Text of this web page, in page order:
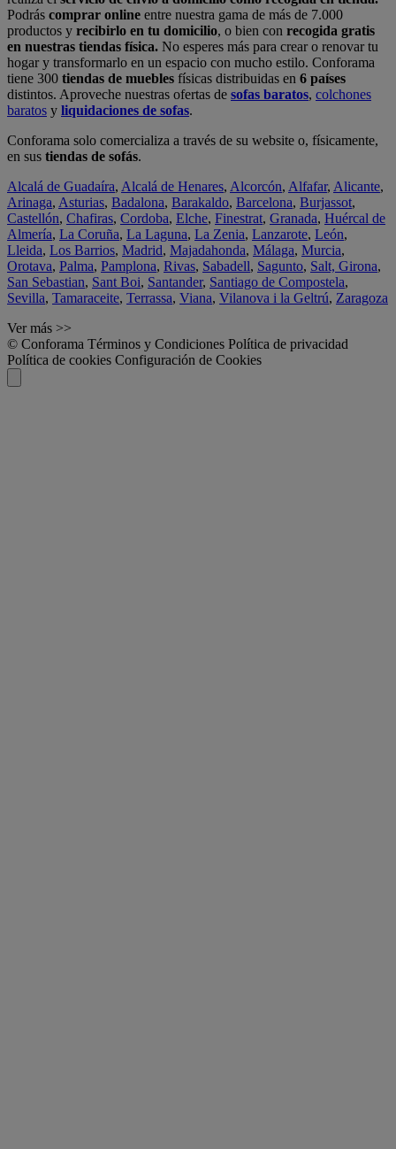
Podrás comprar online entre nuestra gama de más de 7.000
productos y recibirlo en tu domicilio, o bien con recogida gratis
en nuestras tiendas física. No esperes más para crear o renovar tu
hogar y transformarlo en un espacio con mucho estilo. Conforama
tiene 300 tiendas de muebles físicas distribuidas en 6 países
distintos. Aproveche nuestras ofertas de sofas baratos, colchones
baratos y liquidaciones de sofas.
Conforama solo comercializa a través de su website o, físicamente,
en sus tiendas de sofás.
Alcalá de Guadaíra, Alcalá de Henares, Alcorcón, Alfafar, Alicante,
Arinaga, Asturias, Badalona, Barakaldo, Barcelona, Burjassot,
Castellón, Chafiras, Cordoba, Elche, Finestrat, Granada, Huércal de
Almería, La Coruña, La Laguna, La Zenia, Lanzarote, León,
Lleida, Los Barrios, Madrid, Majadahonda, Málaga, Murcia,
Orotava, Palma, Pamplona, Rivas, Sabadell, Sagunto, Salt, Girona,
San Sebastian, Sant Boi, Santander, Santiago de Compostela,
Sevilla, Tamaraceite, Terrassa, Viana, Vilanova i la Geltrú, Zaragoza
Ver más >>
© Conforama Términos y Condiciones Política de privacidad
Política de cookies Configuración de Cookies